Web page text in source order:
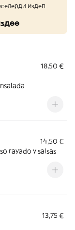
издеп
18,50 €
14,50 €
rayado y salsas
13,75 €